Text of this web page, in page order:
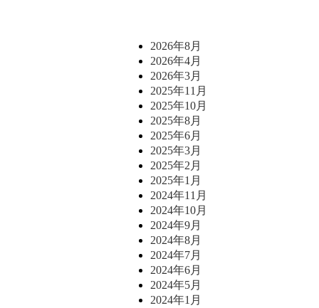
2026年8月
2026年4月
2026年3月
2025年11月
2025年10月
2025年8月
2025年6月
2025年3月
2025年2月
2025年1月
2024年11月
2024年10月
2024年9月
2024年8月
2024年7月
2024年6月
2024年5月
2024年1月